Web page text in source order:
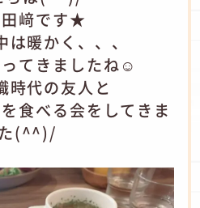
﨑です★
暖かく、、、
てきましたね☺
時代の友人と
食べる会をしてきま
(^^)/